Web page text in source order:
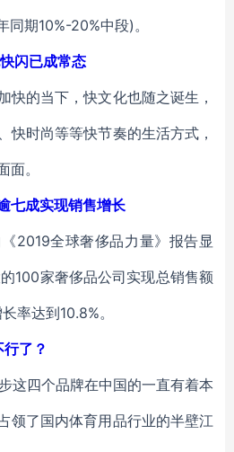
期10%-20%中段)。
闪已成常态
快的当下，快文化也随之诞生，
快时尚等等快节奏的生活方式，
。
七成实现销售增长
2019全球奢侈品力量》报告显
100家奢侈品公司实现总销售额
率达到10.8%。
了？
这四个品牌在中国的一直有着本
领了国内体育用品行业的半壁江